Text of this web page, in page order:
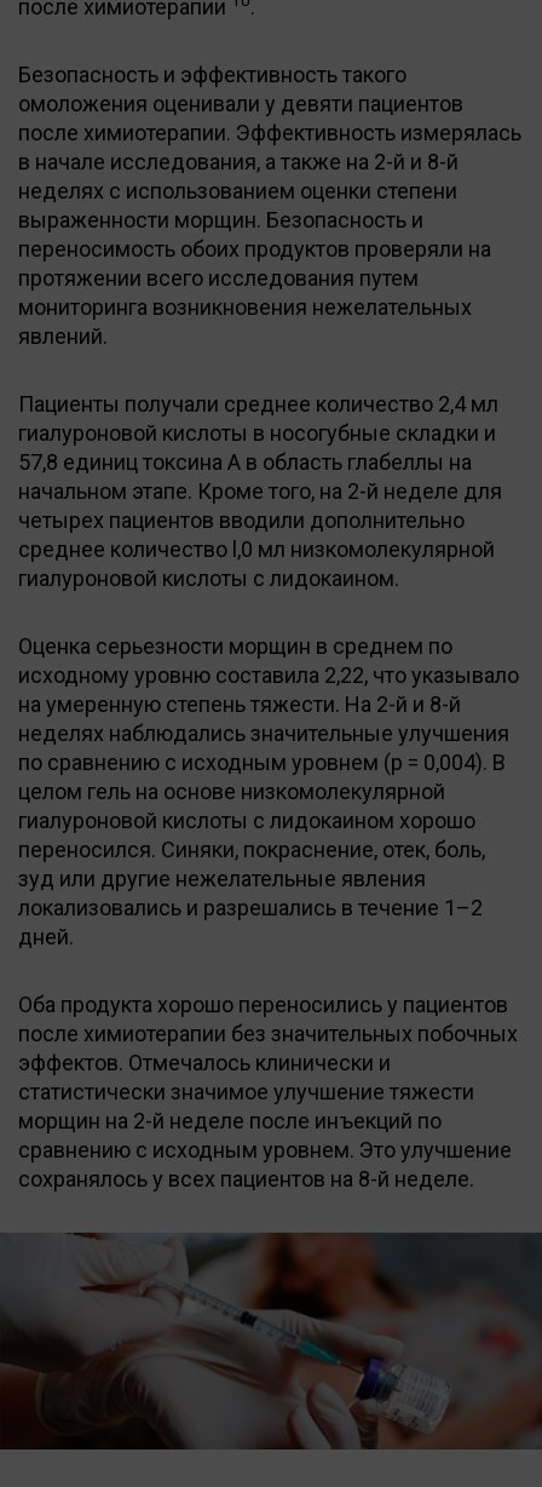
после химиотерапии .
Безопасность и эффективность такого
омоложения оценивали у девяти пациентов
после химиотерапии. Эффективность измерялась
в начале исследования, а также на 2-й и 8-й
неделях с использованием оценки степени
выраженности морщин. Безопасность и
переносимость обоих продуктов проверяли на
протяжении всего исследования путем
мониторинга возникновения нежелательных
явлений.
Пациенты получали среднее количество 2,4 мл
гиалуроновой кислоты в носогубные складки и
57,8 единиц токсина А в область глабеллы на
начальном этапе. Кроме того, на 2-й неделе для
четырех пациентов вводили дополнительно
среднее количество l,0 мл низкомолекулярной
гиалуроновой кислоты с лидокаином.
Оценка серьезности морщин в среднем по
исходному уровню составила 2,22, что указывало
на умеренную степень тяжести. На 2-й и 8-й
неделях наблюдались значительные улучшения
по сравнению с исходным уровнем (р = 0,004). В
целом гель на основе низкомолекулярной
гиалуроновой кислоты с лидокаином хорошо
переносился. Синяки, покраснение, отек, боль,
зуд или другие нежелательные явления
локализовались и разрешались в течение 1–2
дней.
Оба продукта хорошо переносились у пациентов
после химиотерапии без значительных побочных
эффектов. Отмечалось клинически и
статистически значимое улучшение тяжести
морщин на 2-й неделе после инъекций по
сравнению с исходным уровнем. Это улучшение
сохранялось у всех пациентов на 8-й неделе.